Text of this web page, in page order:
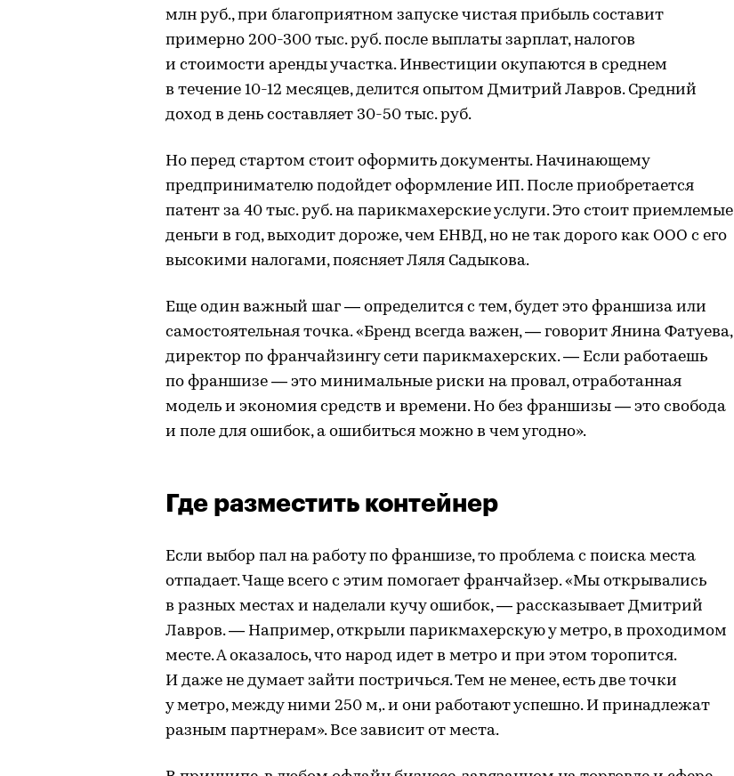
млн руб., при благоприятном запуске чистая прибыль составит
примерно 200-300 тыс. руб. после выплаты зарплат, налогов
и стоимости аренды участка. Инвестиции окупаются в среднем
в течение 10-12 месяцев, делится опытом Дмитрий Лавров. Средний
доход в день составляет 30-50 тыс. руб.
Но перед стартом стоит оформить документы. Начинающему
предпринимателю подойдет оформление ИП. После приобретается
патент за 40 тыс. руб. на парикмахерские услуги. Это стоит приемлемые
деньги в год, выходит дороже, чем ЕНВД, но не так дорого как ООО с его
высокими налогами, поясняет Ляля Садыкова.
Еще один важный шаг — определится с тем, будет это франшиза или
самостоятельная точка. «Бренд всегда важен, — говорит Янина Фатуева,
директор по франчайзингу сети парикмахерских. — Если работаешь
по франшизе — это минимальные риски на провал, отработанная
модель и экономия средств и времени. Но без франшизы — это свобода
и поле для ошибок, а ошибиться можно в чем угодно».
Где разместить контейнер
Если выбор пал на работу по франшизе, то проблема с поиска места
отпадает. Чаще всего с этим помогает франчайзер. «Мы открывались
в разных местах и наделали кучу ошибок, — рассказывает Дмитрий
Лавров. — Например, открыли парикмахерскую у метро, в проходимом
месте. А оказалось, что народ идет в метро и при этом торопится.
И даже не думает зайти постричься. Тем не менее, есть две точки
у метро, между ними 250 м,. и они работают успешно. И принадлежат
разным партнерам». Все зависит от места.